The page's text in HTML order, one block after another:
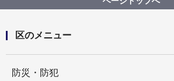
区のメニュー
防災・防犯